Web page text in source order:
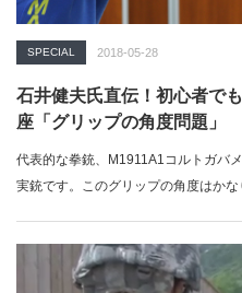
SPECIAL 2018-05-28
石井健夫氏直伝！初心者で
座「グリップの角度問題」
代表的な拳銃、M1911A1コルトガバ
実銃です。このグリップの角度はか